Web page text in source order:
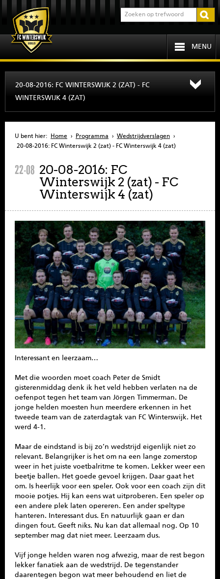
MENU
SPONSOREN
CONTACT
MENU
20-08-2016: FC WINTERSWIJK 2 (ZAT) - FC
WINTERSWIJK 4 (ZAT)
U bent hier: Home › Programma › Wedstrijdverslagen ›
20-08-2016: FC Winterswijk 2 (zat) - FC Winterswijk 4 (zat)
22-08 20-08-2016: FC
Winterswijk 2 (zat) - FC
Winterswijk 4 (zat)
Interessant en leerzaam…
Met die woorden moet coach Peter de Smidt
gisterenmiddag denk ik het veld hebben verlaten na de
oefenpot tegen het team van Jörgen Timmerman. De
jonge helden moesten hun meerdere erkennen in het
tweede team van de zaterdagtak van FC Winterswijk. Het
werd 4-1.
Maar de eindstand is bij zo’n wedstrijd eigenlijk niet zo
relevant. Belangrijker is het om na een lange zomerstop
weer in het juiste voetbalritme te komen. Lekker weer een
beetje ballen. Het goede gevoel krijgen. Daar gaat het
om. Is heerlijk voor een speler. Ook voor een coach zijn dit
mooie potjes. Hij kan eens wat uitproberen. Een speler op
een andere plek laten opereren. Een ander speltype
hanteren. Interessant dus. En natuurlijk gaan er dan
dingen fout. Geeft niks. Nu kan dat allemaal nog. Op 10
september mag dat niet meer. Leerzaam dus.
Vijf jonge helden waren nog afwezig, maar de rest begon
lekker fanatiek aan de wedstrijd. De tegenstander
daarentegen begon wat meer behoudend en liet de